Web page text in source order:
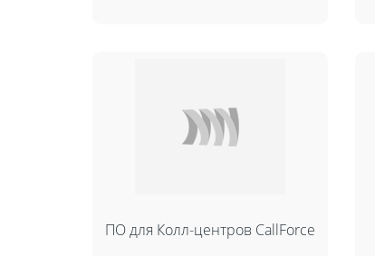
ПО для Колл-центров CallForce